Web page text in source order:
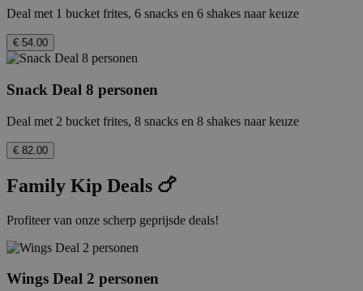
Deal met 1 bucket frites, 6 snacks en 6 shakes naar keuze
€ 54.00
Snack Deal 8 personen
Deal met 2 bucket frites, 8 snacks en 8 shakes naar keuze
€ 82.00
Family Kip Deals 🍗
Profiteer van onze scherp geprijsde deals!
Wings Deal 2 personen